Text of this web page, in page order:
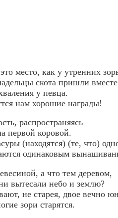
место, как у утренних
скота пришли
у певца.
нам хорошие награды!
распространяясь
первой коровой.
(находятся) (те, что)
одинаковым
а что тем деревом,
вытесали небо и землю?
не старея, двое вечно
зори старятся.